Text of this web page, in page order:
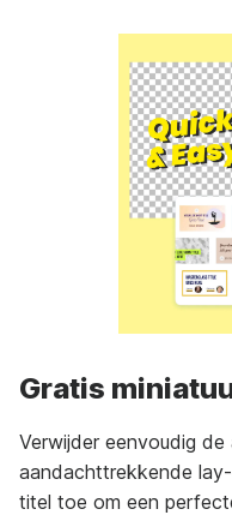
Gratis
Verwijder eenvoudig
aandachttrekkende
titel toe om een